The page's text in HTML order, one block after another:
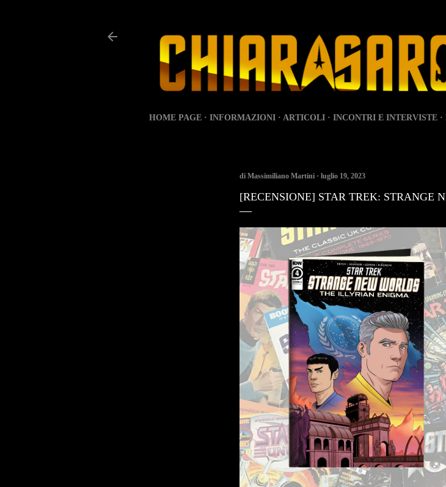
HOME PAGE INFORMAZIONI ARTICOLI INCONTRI E INTERVISTE
di Massimiliano Martini luglio 19, 2023
[RECENSIONE] STAR TREK: STRANGE